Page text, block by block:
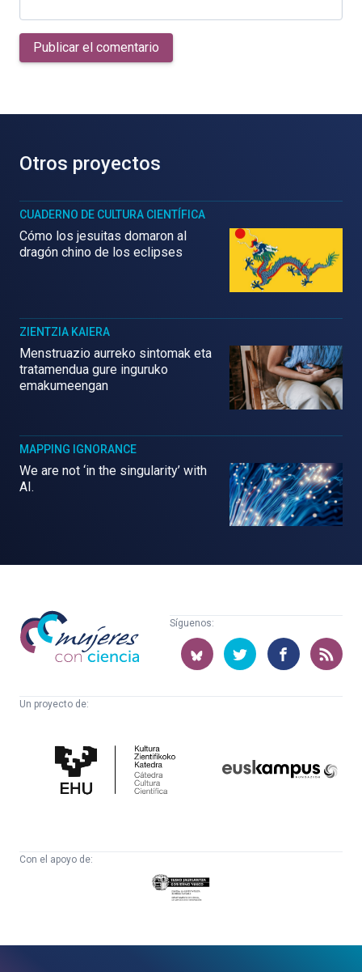
Publicar el comentario
Otros proyectos
CUADERNO DE CULTURA CIENTÍFICA
Cómo los jesuitas domaron al
dragón chino de los eclipses
ZIENTZIA KAIERA
Menstruazio aurreko sintomak eta
tratamendua gure inguruko
emakumeengan
MAPPING IGNORANCE
We are not ‘in the singularity’ with
AI.
Mujeres
con
ciencia
Síguenos:
Un proyecto de:
Cultura
Científica
Con el apoyo de:
Eusko
Jaurlaritza